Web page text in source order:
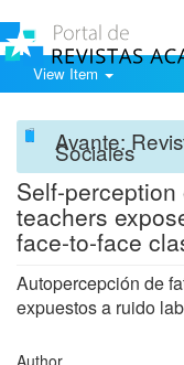
View Item
Avante:
Sociales
Self-
teachers
face-to-face
Autopercepción de
expuestos a ruido
Author